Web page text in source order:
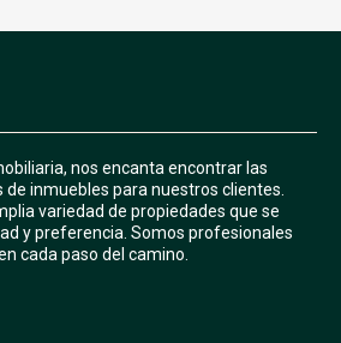
nos encanta encontrar las
inmuebles para nuestros clientes.
variedad de propiedades que se
y preferencia. Somos profesionales
cada paso del camino.